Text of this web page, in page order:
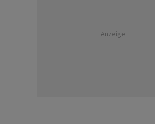
Anzeige